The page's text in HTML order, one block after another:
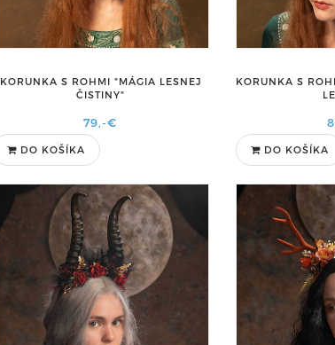
KORUNKA S ROHMI "MÁGIA LESNEJ
ČISTINY"
79,-€
DO KOŠÍKA
KORUNKA S
DO KOŠÍKA